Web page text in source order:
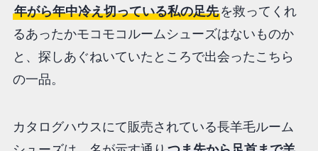
年がら年中冷え切っている私の足先を救ってくれ
るあったかモコモコルームシューズはないものか
と、探しあぐねいていたところで出会ったこちら
の一品。
カタログハウスにて販売されている長羊毛ルーム